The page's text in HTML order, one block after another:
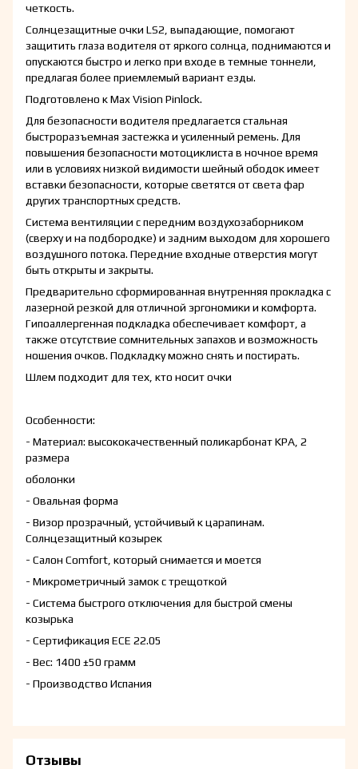
четкость.
Солнцезащитные очки LS2, выпадающие, помогают
защитить глаза водителя от яркого солнца, поднимаются и
опускаются быстро и легко при входе в темные тоннели,
предлагая более приемлемый вариант езды.
Подготовлено к Max Vision Pinlock.
Для безопасности водителя предлагается стальная
быстроразъемная застежка и усиленный ремень. Для
повышения безопасности мотоциклиста в ночное время
или в условиях низкой видимости шейный ободок имеет
вставки безопасности, которые светятся от света фар
других транспортных средств.
Система вентиляции с передним воздухозаборником
(сверху и на подбородке) и задним выходом для хорошего
воздушного потока. Передние входные отверстия могут
быть открыты и закрыты.
Предварительно сформированная внутренняя прокладка с
лазерной резкой для отличной эргономики и комфорта.
Гипоаллергенная подкладка обеспечивает комфорт, а
также отсутствие сомнительных запахов и возможность
ношения очков. Подкладку можно снять и постирать.
Шлем подходит для тех, кто носит очки
Особенности:
- Материал: высококачественный поликарбонат KPA, 2
размера
оболонки
- Овальная форма
- Визор прозрачный, устойчивый к царапинам.
Солнцезащитный козырек
- Салон Comfort, который снимается и моется
- Микрометричный замок с трещоткой
- Система быстрого отключения для быстрой смены
козырька
- Сертификация ECE 22.05
- Вес: 1400 ±50 грамм
- Производство Испания
Отзывы